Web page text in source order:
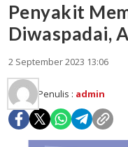
Penyakit
Diwaspadai,
2 September 2023 13:06
Penulis : admin